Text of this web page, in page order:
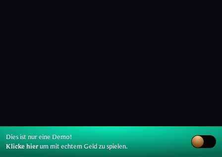
Dies ist nur eine Demo!
Klicke hierum mit echtem Geld zu spielen.